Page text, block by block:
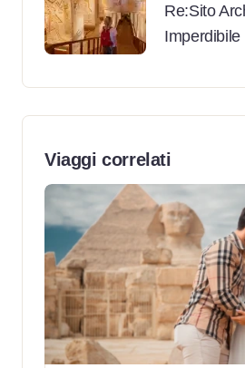
Re:Sito
Imperdibile
Viaggi correlati